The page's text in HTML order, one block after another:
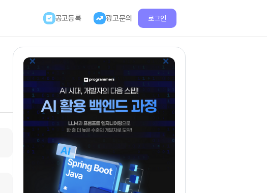
공고등록 광고문의 로그인